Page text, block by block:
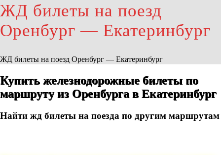
ЖД билеты на поезд
Оренбург — Екатеринбург
ЖД билеты на поезд Оренбург — Екатеринбург
Купить железнодорожные билеты по
маршруту из Оренбурга в Екатеринбург
Найти жд билеты на поезда по другим маршрутам